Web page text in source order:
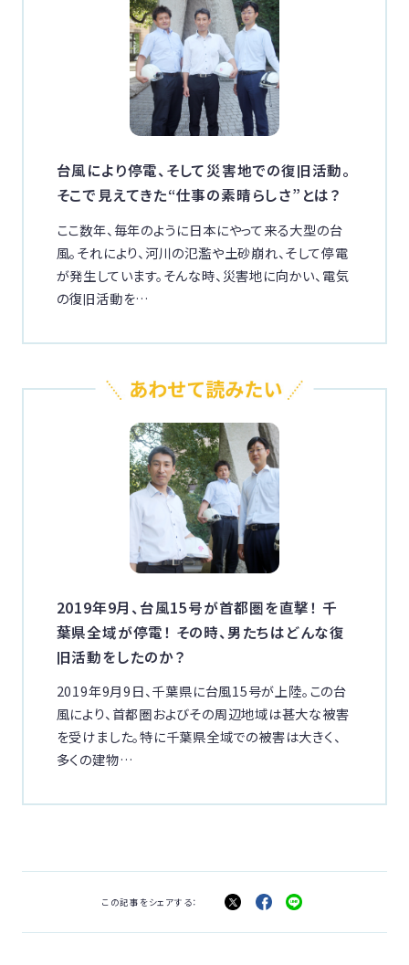
台風により停電、そして災害地での復旧活動。
そこで見えてきた“仕事の素晴らしさ”とは？
ここ数年、毎年のように日本にやって来る大型の台
風。それにより、河川の氾濫や土砂崩れ、そして停電
が発生しています。そんな時、災害地に向かい、電気
の復旧活動を…
2019年9月、台風15号が首都圏を直撃！ 千
葉県全域が停電！ その時、男たちはどんな復
旧活動をしたのか？
2019年9月9日、千葉県に台風15号が上陸。この台
風により、首都圏およびその周辺地域は甚大な被害
を受けました。特に千葉県全域での被害は大きく、
多くの建物…
この記事をシェアする：